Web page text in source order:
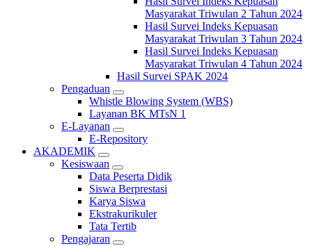
Masyarakat Triwulan 2 Tahun 2024
Hasil Survei Indeks Kepuasan
Masyarakat Triwulan 3 Tahun 2024
Hasil Survei Indeks Kepuasan
Masyarakat Triwulan 4 Tahun 2024
Hasil Survei SPAK 2024
Pengaduan
Whistle Blowing System (WBS)
Layanan BK MTsN 1
E-Layanan
E-Repository
AKADEMIK
Kesiswaan
Data Peserta Didik
Siswa Berprestasi
Karya Siswa
Ekstrakurikuler
Tata Tertib
Pengajaran